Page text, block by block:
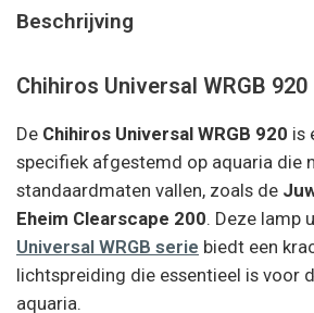
Beschrijving
Chihiros Universal WRGB 920
De Chihiros Universal WRGB 920 is
specifiek afgestemd op aquaria die
standaardmaten vallen, zoals de
Eheim Clearscape 200. Deze lamp
Universal WRGB serie biedt een
lichtspreiding die essentieel is voor
aquaria.